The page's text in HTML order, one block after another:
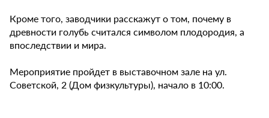
Кроме того, заводчики расскажут о том, почему в
древности голубь считался символом плодородия, а
впоследствии и мира.
Мероприятие пройдет в выставочном зале на ул.
Советской, 2 (Дом физкультуры), начало в 10:00.